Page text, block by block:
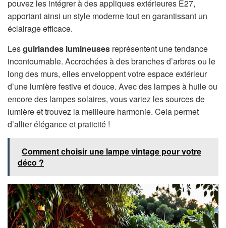
pouvez les intégrer à des appliques extérieures E27,
apportant ainsi un style moderne tout en garantissant un
éclairage efficace.
Lesguirlandes lumineuses représentent une tendance
incontournable. Accrochées à des branches d’arbres ou le
long des murs, elles enveloppent votre espace extérieur
d’une lumière festive et douce. Avec des lampes à huile ou
encore des lampes solaires, vous variez les sources de
lumière et trouvez la meilleure harmonie. Cela permet
d’allier élégance et praticité !
Comment choisir une lampe vintage pour votre
déco ?